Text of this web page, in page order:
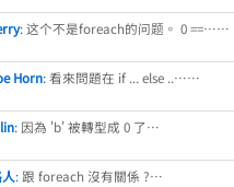
:这个不是foreach的问题。 0 ==……
Horn:看來問題在 if ... else ..……
: 因為 'b' 被轉型成 0 了…
: 跟 foreach 沒有關係 ?…